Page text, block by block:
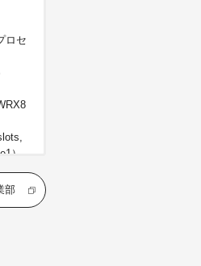
ロセ
）
）
部